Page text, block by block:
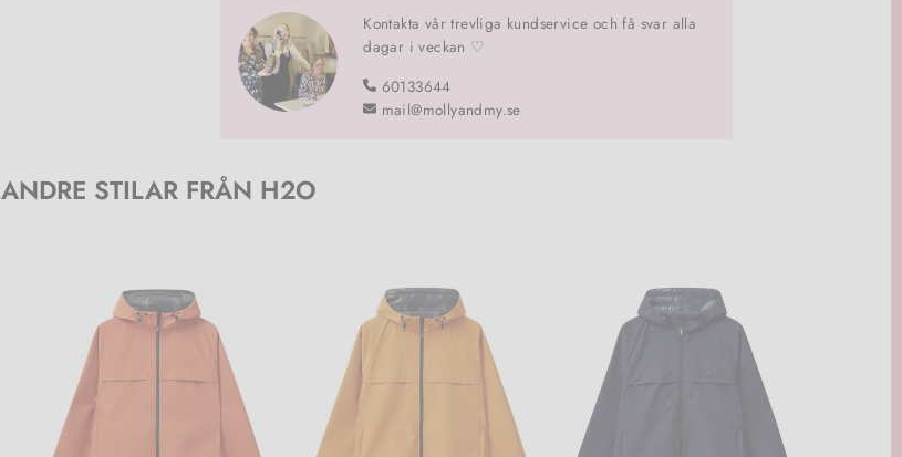
Kontakta vår trevliga kundservice och få svar alla
dagar i veckan ♡
60133644
mail@mollyandmy.se
ANDRE STILAR FRÅN H2O